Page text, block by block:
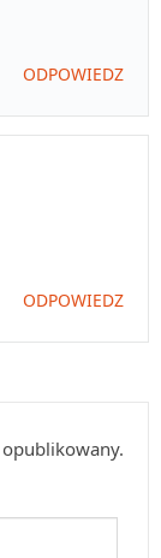
ODPOWIEDZ
ODPOWIEDZ